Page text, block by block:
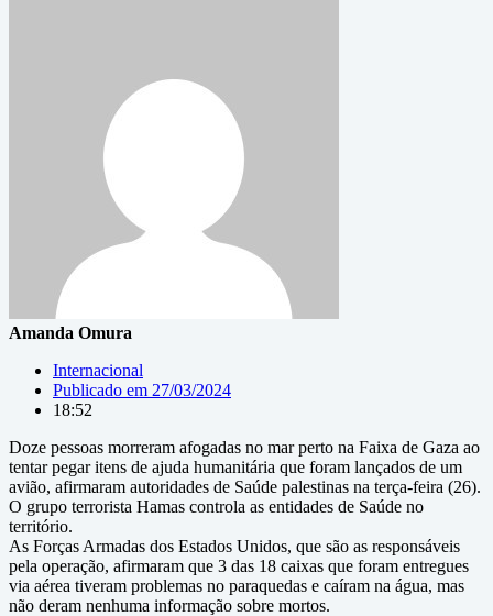
Amanda Omura
Internacional
Publicado em 27/03/2024
18:52
Doze pessoas morreram afogadas no mar perto na Faixa de Gaza ao
tentar pegar itens de ajuda humanitária que foram lançados de um
avião, afirmaram autoridades de Saúde palestinas na terça-feira (26).
O grupo terrorista Hamas controla as entidades de Saúde no
território.
As Forças Armadas dos Estados Unidos, que são as responsáveis
pela operação, afirmaram que 3 das 18 caixas que foram entregues
via aérea tiveram problemas no paraquedas e caíram na água, mas
não deram nenhuma informação sobre mortos.